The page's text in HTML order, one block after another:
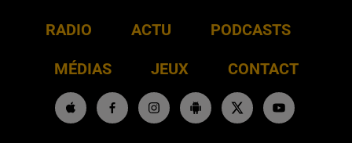
RADIO ACTU PODCASTS
MÉDIAS JEUX CONTACT